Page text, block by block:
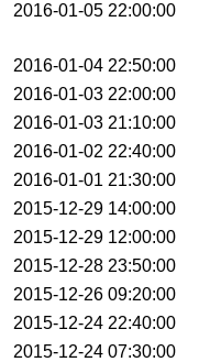
2016-01-05 22:00:00
2016-01-04 22:50:00
2016-01-03 22:00:00
2016-01-03 21:10:00
2016-01-02 22:40:00
2016-01-01 21:30:00
2015-12-29 14:00:00
2015-12-29 12:00:00
2015-12-28 23:50:00
2015-12-26 09:20:00
2015-12-24 22:40:00
2015-12-24 07:30:00